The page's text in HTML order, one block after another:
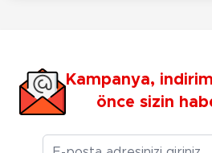
Kampanya,
önce sizin
E-